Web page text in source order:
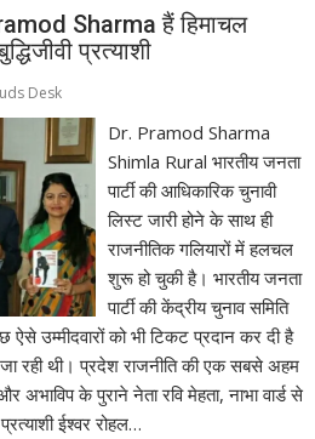
Sharma हैं हिमाचल
प्रत्याशी
Desk
Dr. Pramod Sharma
Shimla Rural भारतीय जनता
पार्टी की आधिकारिक चुनावी
लिस्ट जारी होने के साथ ही
राजनीतिक गलियारों में हलचल
शुरू हो चुकी है। भारतीय जनता
पार्टी की केंद्रीय चुनाव समिति
उम्मीदवारों को भी टिकट प्रदान कर दी है
रही थी। प्रदेश राजनीति की एक सबसे अहम
अभाविप के पुराने नेता रवि मेहता, नाभा वार्ड से
प्रत्याशी ईश्वर रोहल…